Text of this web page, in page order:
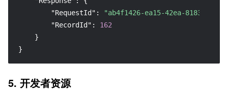
"RequestId" :
"ab4f1426-ea15-42ea-8183-
"RecordId" :
162
}
}
5. 开发者资源